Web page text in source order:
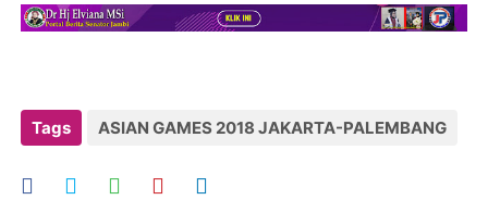
Tags ASIAN GAMES 2018 JAKARTA-PALEMBANG